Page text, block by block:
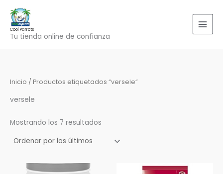
contenido
Cool Parrots
Tu tienda online de confianza
Inicio / Productos etiquetados “versele”
versele
Mostrando los 7 resultados